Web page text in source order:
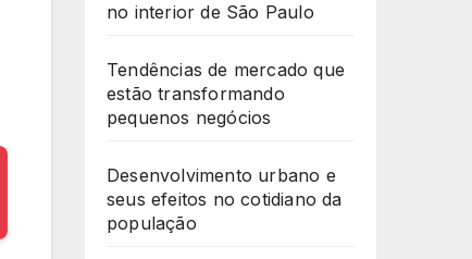
no interior de São Paulo
Tendências de mercado que
estão transformando
pequenos negócios
Desenvolvimento urbano e
seus efeitos no cotidiano da
população